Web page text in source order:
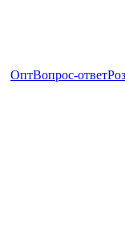
ОптВопрос-ответ